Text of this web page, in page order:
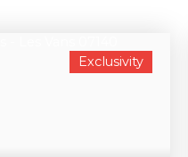
Exclusivity